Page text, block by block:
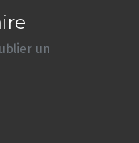
un